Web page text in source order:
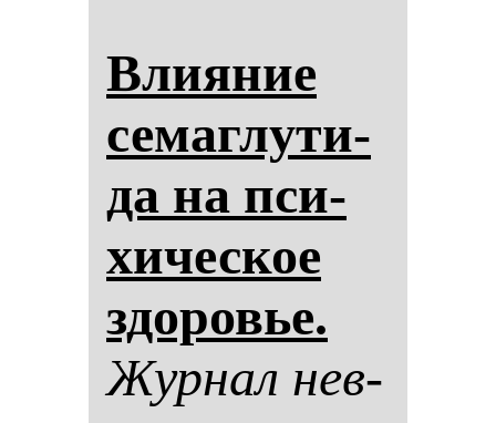
Вли­яние
се­маг­лу­ти­
да на пси­
хи­чес­кое
здо­ровье.
Жур­нал нев­